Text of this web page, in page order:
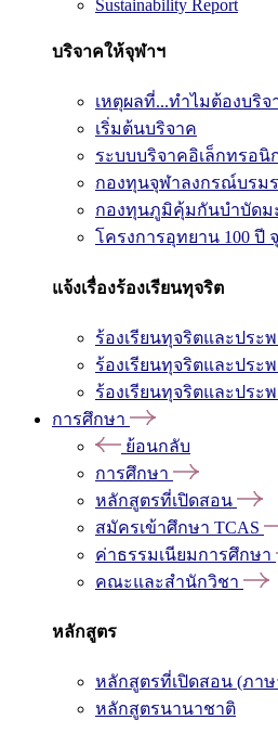
Sustainability Report
บริจาคให้จุฬาฯ
เหตุผลที่...ทำไมต้องบริจ
เริ่มต้นบริจาค
ระบบบริจาคอิเล็กทรอนิ
กองทุนจุฬาลงกรณ์บรม
กองทุนภูมิคุ้มกันบำบัดม
โครงการอุทยาน 100 ปี
แจ้งเรื่องร้องเรียนทุจริต
ร้องเรียนทุจริตและประ
ร้องเรียนทุจริตและประ
ร้องเรียนทุจริตและประ
การศึกษา
ย้อนกลับ
การศึกษา
หลักสูตรที่เปิดสอน
สมัครเข้าศึกษา TCAS
ค่าธรรมเนียมการศึกษา
คณะและสำนักวิชา
หลักสูตร
หลักสูตรที่เปิดสอน (ภาษ
หลักสูตรนานาชาติ